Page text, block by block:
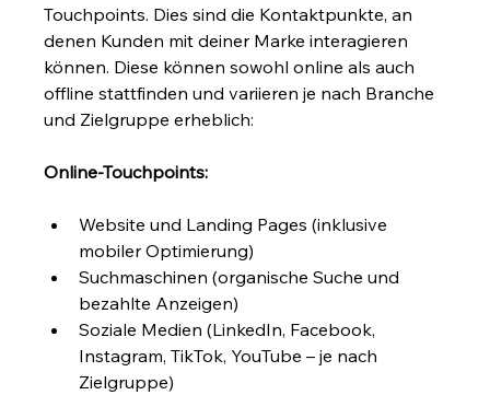
Touchpoints. Dies sind die Kontaktpunkte, an
denen Kunden mit deiner Marke interagieren
können. Diese können sowohl online als auch
offline stattfinden und variieren je nach Branche
und Zielgruppe erheblich:
Online-Touchpoints:
Website und Landing Pages (inklusive
mobiler Optimierung)
Suchmaschinen (organische Suche und
bezahlte Anzeigen)
Soziale Medien (LinkedIn, Facebook,
Instagram, TikTok, YouTube – je nach
Zielgruppe)